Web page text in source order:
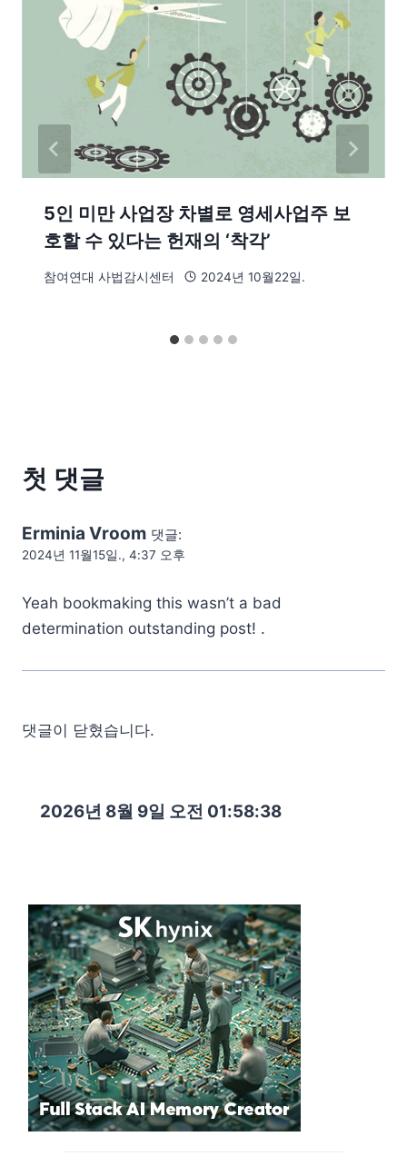
5인 미만 사업장 차별로 영세사업주 보
호할 수 있다는 헌재의 ‘착각’
참여연대 사법감시센터 2024년 10월22일.
첫 댓글
Erminia Vroom 댓글:
2024년 11월15일., 4:37 오후
Yeah bookmaking this wasn’t a bad
determination outstanding post! .
댓글이 닫혔습니다.
2026년 8월 9일 오전 01:58:39